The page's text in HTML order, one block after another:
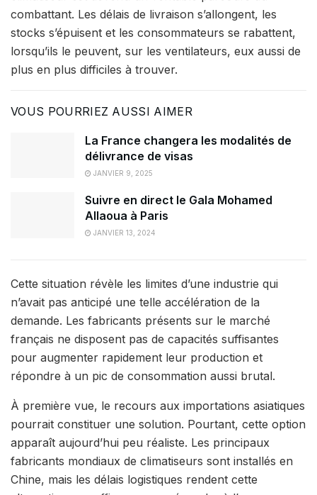
combattant. Les délais de livraison s’allongent, les
stocks s’épuisent et les consommateurs se rabattent,
lorsqu’ils le peuvent, sur les ventilateurs, eux aussi de
plus en plus difficiles à trouver.
VOUS POURRIEZ AUSSI AIMER
La France changera les modalités de
délivrance de visas
JANVIER 9, 2025
Suivre en direct le Gala Mohamed
Allaoua à Paris
JANVIER 13, 2024
Cette situation révèle les limites d’une industrie qui
n’avait pas anticipé une telle accélération de la
demande. Les fabricants présents sur le marché
français ne disposent pas de capacités suffisantes
pour augmenter rapidement leur production et
répondre à un pic de consommation aussi brutal.
À première vue, le recours aux importations asiatiques
pourrait constituer une solution. Pourtant, cette option
apparaît aujourd’hui peu réaliste. Les principaux
fabricants mondiaux de climatiseurs sont installés en
Chine, mais les délais logistiques rendent cette